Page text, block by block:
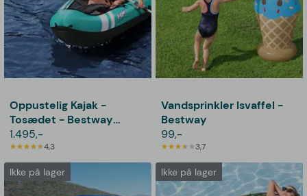
Oppustelig Kajak -
Tosædet - Bestway
Hydro-Force Ventura X2
1.495,-
4,3
Vandsprinkler Isvaffel -
Bestway
99,-
3,7
Ikke på lager Ikke på lager